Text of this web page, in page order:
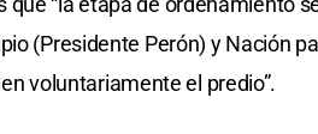
(Presidente Perón) y Nación
voluntariamente el predio”.